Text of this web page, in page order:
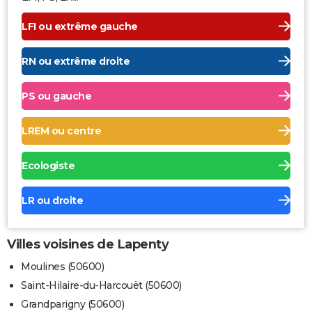
LFI ou extrême gauche
RN ou extrême droite
PS ou gauche
LREM ou centre
Ecologiste
LR ou droite
Villes voisines de Lapenty
Moulines (50600)
Saint-Hilaire-du-Harcouët (50600)
Grandparigny (50600)